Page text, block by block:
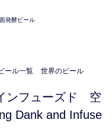
発酵ビール
ール一覧 世界のビール
ンフューズド 空
Dank and Infuse